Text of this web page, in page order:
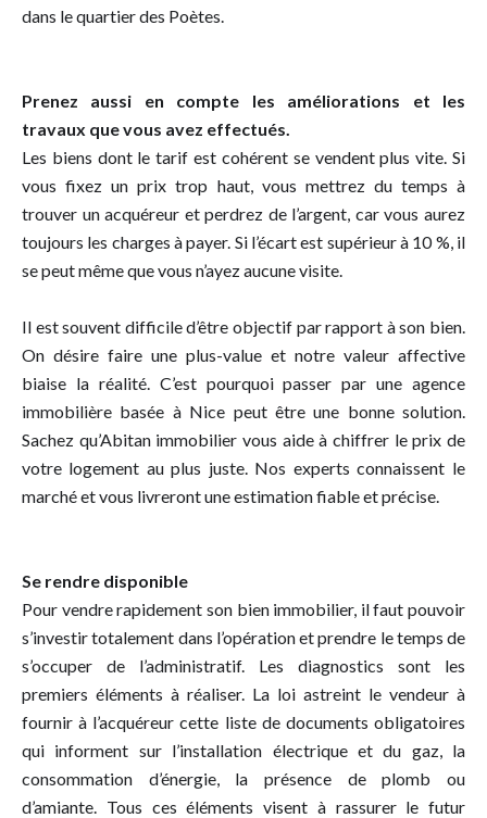
dans le quartier des Poètes.
Prenez aussi en compte les améliorations et les
travaux que vous avez effectués.
Les biens dont le tarif est cohérent se vendent plus vite. Si
vous fixez un prix trop haut, vous mettrez du temps à
trouver un acquéreur et perdrez de l’argent, car vous aurez
toujours les charges à payer. Si l’écart est supérieur à 10 %, il
se peut même que vous n’ayez aucune visite.
Il est souvent difficile d’être objectif par rapport à son bien.
On désire faire une plus-value et notre valeur affective
biaise la réalité. C’est pourquoi passer par une agence
immobilière basée à Nice peut être une bonne solution.
Sachez qu’Abitan immobilier vous aide à chiffrer le prix de
votre logement au plus juste. Nos experts connaissent le
marché et vous livreront une estimation fiable et précise.
Se rendre disponible
Pour vendre rapidement son bien immobilier, il faut pouvoir
s’investir totalement dans l’opération et prendre le temps de
s’occuper de l’administratif. Les diagnostics sont les
premiers éléments à réaliser. La loi astreint le vendeur à
fournir à l’acquéreur cette liste de documents obligatoires
qui informent sur l’installation électrique et du gaz, la
consommation d’énergie, la présence de plomb ou
d’amiante. Tous ces éléments visent à rassurer le futur